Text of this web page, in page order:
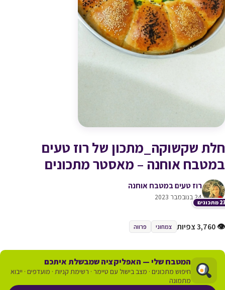
חלת שקשוקה_מתכון של רוז טעים
במטבח אוחנה – מאסטר מתכונים
רוז טעים במטבח אוחנה
24 בנובמבר 2023
👁 3,760 צפיות צמחוני פרווה
המטבח שלי — האפליקציה שמבשלת איתכם
חיפוש מתכונים · מצב בישול עם טיימר · רשימת קניות · מועדפים · ייבוא
מתמונה